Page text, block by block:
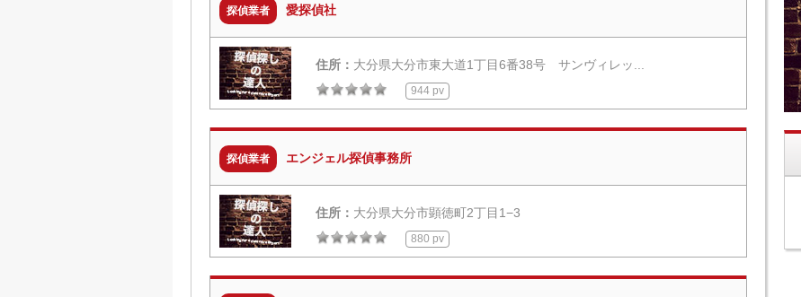
探偵業者 愛探偵社
住所： 大分県大分市東大道1丁目6番38号 サンヴィレッ...
944 pv
探偵業者 エンジェル探偵事務所
住所： 大分県大分市顕徳町2丁目1−3
880 pv